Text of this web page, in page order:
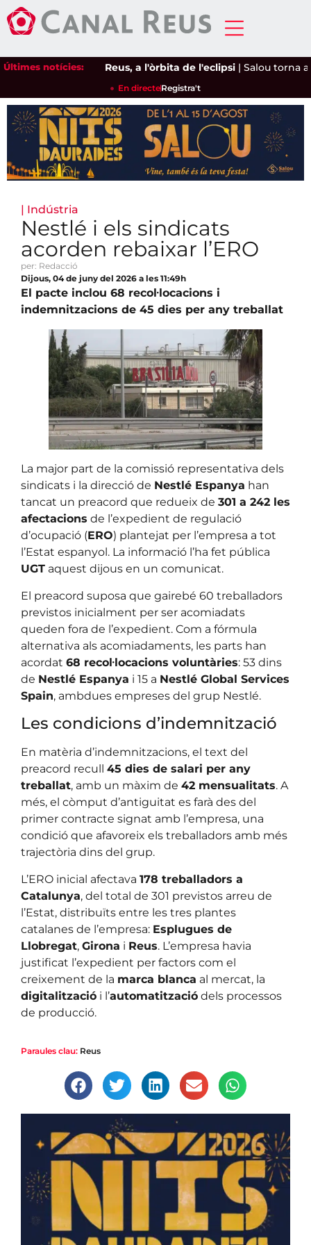
Últimes notícies: Reus, a l'òrbita de l'eclipsi|Salou torna a
En directeRegistra't
| Indústria
Nestlé i els sindicats
acorden rebaixar l’ERO
per: Redacció
Dijous, 04 de juny del 2026 a les 11:49h
El pacte inclou 68 recol·locacions i
indemnitzacions de 45 dies per any treballat
La major part de la comissió representativa dels
sindicats i la direcció de Nestlé Espanya han
tancat un preacord que redueix de 301 a 242 les
afectacions de l’expedient de regulació
d’ocupació (ERO) plantejat per l’empresa a tot
l’Estat espanyol. La informació l’ha fet pública
UGT aquest dijous en un comunicat.
El preacord suposa que gairebé 60 treballadors
previstos inicialment per ser acomiadats
queden fora de l’expedient. Com a fórmula
alternativa als acomiadaments, les parts han
acordat 68 recol·locacions voluntàries: 53 dins
de Nestlé Espanya i 15 a Nestlé Global Services
Spain, ambdues empreses del grup Nestlé.
Les condicions d’indemnització
En matèria d’indemnitzacions, el text del
preacord recull 45 dies de salari per any
treballat, amb un màxim de 42 mensualitats. A
més, el còmput d’antiguitat es farà des del
primer contracte signat amb l’empresa, una
condició que afavoreix els treballadors amb més
trajectòria dins del grup.
L’ERO inicial afectava 178 treballadors a
Catalunya, del total de 301 previstos arreu de
l’Estat, distribuïts entre les tres plantes
catalanes de l’empresa: Esplugues de
Llobregat, Girona i Reus. L’empresa havia
justificat l’expedient per factors com el
creixement de la marca blanca al mercat, la
digitalització i l’automatització dels processos
de producció.
Paraules clau: Reus